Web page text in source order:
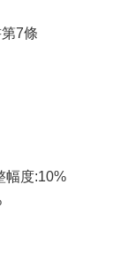
7條
幅度:10%